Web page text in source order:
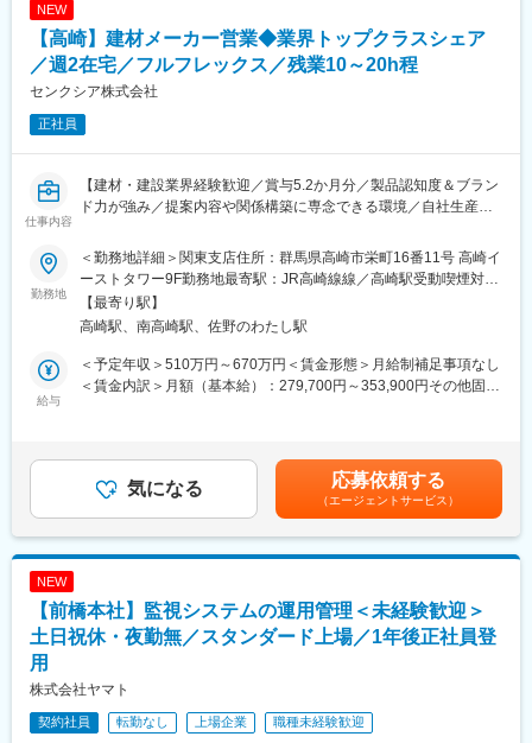
NEW
【高崎】建材メーカー営業◆業界トップクラスシェア
／週2在宅／フルフレックス／残業10～20h程
センクシア株式会社
正社員
仕事内容
【建材・建設業界経験歓迎／賞与5.2か月分／製品認知度＆ブラン
ド力が強み／提案内容や関係構築に専念できる環境／自社生産だ
～20h程度】
■仕事内容
設計事務所、建設会社などを対象に、建築構造部材製品の営業を
担当いただきます。既存および新規顧客へのアプローチを中心
に、当社製品の採用獲得～手配・納品までの活動を行います。
主力製品である露出型固定柱脚「ハイベース工法」は、約50年超
の実績と高いブランド力を有しており、自信を持って提案できる
＜主な業務内容＞
・主力製品「ハイベース」の採用獲得に向けての活動
■営業の環境/優位性について
設計段階で採用が決まると、見積作成から納入までを一貫して担
当するため、顧客との継続的な関係構築が可能です。
勤務地
＜勤務地詳細＞関東支店住所：群馬県高崎市栄町16番11号 高崎イ
ーストタワー9F勤務地最寄駅：JR高崎線線／高崎駅受動喫煙対
策：屋内全面禁煙変更の範囲：会社の定める事業所（リモートワ
ーク含む）
【最寄り駅】
高崎駅、南高崎駅、佐野のわたし駅
給与
＜予定年収＞510万円～670万円＜賃金形態＞月給制補足事項なし
＜賃金内訳＞月額（基本給）：279,700円～353,900円その他固定
5.2カ月以上■上記には営業手当17000円/月を含みます。賃金はあ
くまでも目安の金額であり、選考を通じて上下する可能性があり
ます。月給(月額)は固定手当を含めた表記です。
気になる 応募依頼する
（エージェントサービス）
NEW
【前橋本社】監視システムの運用管理＜未経験歓迎＞
土日祝休・夜勤無／スタンダード上場／1年後正社員登
用
株式会社ヤマト
契約社員 転勤なし 上場企業 職種未経験歓迎